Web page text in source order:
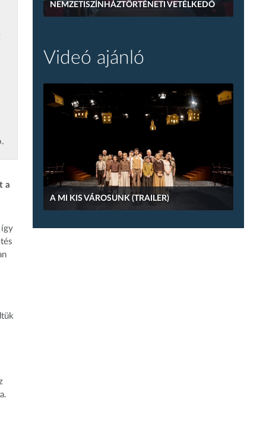
a
így
NEMZETISZÍNHÁZTÖRTÉNETI VETÉLKEDŐ
Videó ajánló
A MI KIS VÁROSUNK (TRAILER)